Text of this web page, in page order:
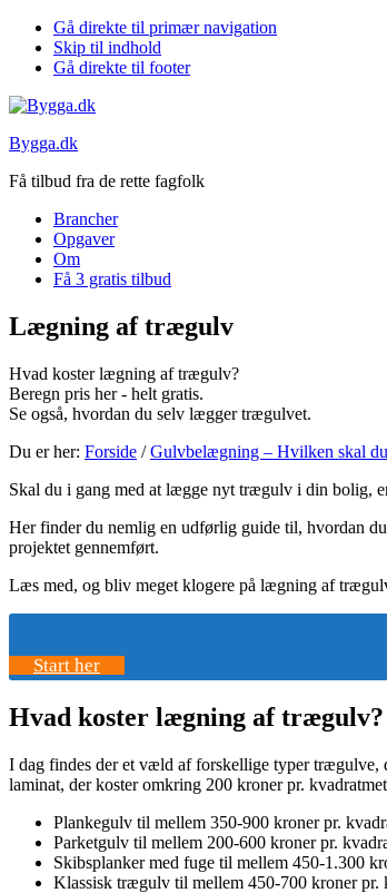
Gå direkte til primær navigation
Skip til indhold
Gå direkte til footer
Bygga.dk
Få tilbud fra de rette fagfolk
Brancher
Opgaver
Om
Få 3 gratis tilbud
Lægning af trægulv
Hvad koster lægning af trægulv?
Beregn pris her - helt gratis.
Se også, hvordan du selv lægger trægulvet.
Du er her: Forside / Gulvbelægning – Hvilken skal
Skal du i gang med at lægge nyt trægulv i din bolig,
Her finder du nemlig en udførlig guide til, hvordan
projektet gennemført.
Læs med, og bliv meget klogere på lægning af
Start her
Hvad koster lægning af trægulv?
I dag findes der et væld af forskellige typer
laminat, der koster omkring 200 kroner pr.
Plankegulv til mellem 350-900 kroner pr.
Parketgulv til mellem 200-600 kroner pr.
Skibsplanker med fuge til mellem 450-1.300
Klassisk trægulv til mellem 450-700 kroner pr.